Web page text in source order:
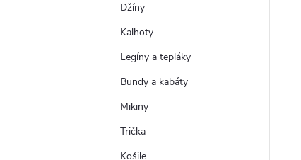
Džíny
Kalhoty
Legíny a tepláky
Bundy a kabáty
Mikiny
Trička
Košile